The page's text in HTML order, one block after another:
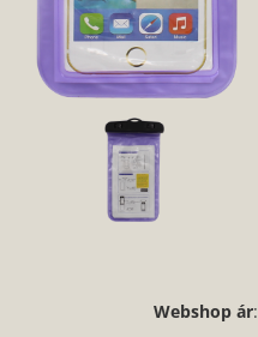
Webshop ár: